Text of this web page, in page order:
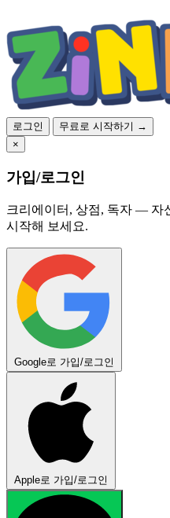
로그인
무료로 시작하기 →
×
가입/로그인
크리에이터, 상점, 독자 — 자
시작해 보세요.
Google로 가입/로그인
Apple로 가입/로그인